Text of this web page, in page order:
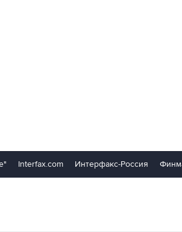
Interfax.com Интерфакс-Россия